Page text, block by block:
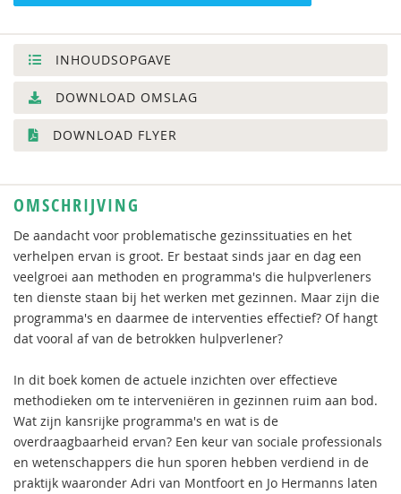
INHOUDSOPGAVE
DOWNLOAD OMSLAG
DOWNLOAD FLYER
OMSCHRIJVING
De aandacht voor problematische gezinssituaties en het
verhelpen ervan is groot. Er bestaat sinds jaar en dag een
veelgroei aan methoden en programma's die hulpverleners
ten dienste staan bij het werken met gezinnen. Maar zijn die
programma's en daarmee de interventies effectief? Of hangt
dat vooral af van de betrokken hulpverlener?
In dit boek komen de actuele inzichten over effectieve
methodieken om te interveniëren in gezinnen ruim aan bod.
Wat zijn kansrijke programma's en wat is de
overdraagbaarheid ervan? Een keur van sociale professionals
en wetenschappers die hun sporen hebben verdiend in de
praktijk waaronder Adri van Montfoort en Jo Hermanns laten